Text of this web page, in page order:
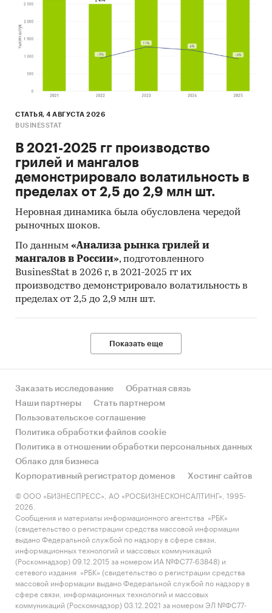
СТАТЬЯ, 4 АВГУСТА 2026
BUSINESSTAT
В 2021-2025 гг производство
грилей и мангалов
демонстрировало волатильность в
пределах от 2,5 до 2,9 млн шт.
Неровная динамика была обусловлена чередой
рыночных шоков.
По данным «Анализа рынка грилей и
мангалов в России», подготовленного
BusinesStat в 2026 г, в 2021-2025 гг их
производство демонстрировало волатильность в
пределах от 2,5 до 2,9 млн шт.
Показать еще
Заказать исследование
Обратная связь
Наши партнеры
Стать партнером
Пользовательское соглашение
Политика обработки файлов cookie
Политика в отношении обработки персональных данных
Облако для бизнеса
Корпоративный регистратор доменов
Хостинг сайтов
© ООО «БИЗНЕСПРЕСС», АО «РОСБИЗНЕСКОНСАЛТИНГ», 1995-
2026.
Сообщения и материалы информационного агентства «РБК»
(свидетельство о регистрации средства массовой информации
выдано Федеральной службой по надзору в сфере связи,
информационных технологий и массовых коммуникаций
(Роскомнадзор) 09.12.2015 за номером ИА №ФС77-63848) и
сетевого издания «РБК» (свидетельство о регистрации средства
массовой информации выдано Федеральной службой по надзору в
сфере связи, информационных технологий и массовых
коммуникаций (Роскомнадзор) 03.12.2021 за номером ЭЛ №ФС77-